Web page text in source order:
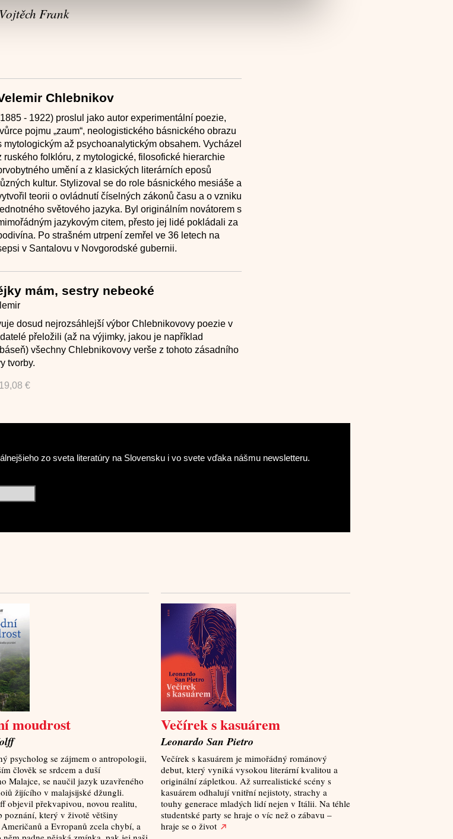
Frank
Chlebnikov
- 1922) proslul jako autor experimentální poezie,
pojmu „zaum“, neologistického básnického obrazu
mytologickým až psychoanalytickým obsahem. Vycházel
ruského folklóru, z mytologické, filosofické hierarchie
umění a z klasických literárních eposů
kultur. Stylizoval se do role básnického mesiáše a
teorii o ovládnutí číselných zákonů času a o vzniku
světového jazyka. Byl originálním novátorem s
jazykovým citem, přesto jej lidé pokládali za
Po strašném utrpení zemřel ve 36 letech na
v Santalovu v Novgorodské gubernii.
mám, sestry nebeoké
dosud nejrozsáhlejší výbor Chlebnikovovy poezie v
přeložili (až na výjimky, jakou je například
všechny Chlebnikovovy verše z tohoto zásadního
tvorby.
€
zo sveta literatúry na Slovensku i vo svete vďaka nášmu newsletteru.
moudrost
psycholog se zájmem o antropologii,
člověk se srdcem a duší
Malajce, se naučil jazyk uzavřeného
žijícího v malajsijské džungli.
objevil překvapivou, novou realitu,
poznání, který v životě většiny
a Evropanů zcela chybí, a
Večírek s kasuárem
Leonardo San Pietro
Večírek s kasuárem je mimořádný románový
debut, který vyniká vysokou literární kvalitou a
originální zápletkou. Až surrealistické scény s
kasuárem odhalují vnitřní nejistoty, strachy a
touhy generace mladých lidí nejen v Itálii. Na téhle
studentské party se hraje o víc než o zábavu –
hraje se o život